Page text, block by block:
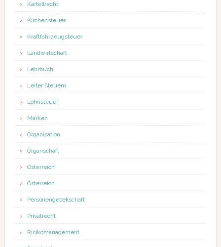
Kartellrecht
Kirchensteuer
Kraftfahrzeugsteuer
Landwirtschaft
Lehrbuch
Leiter Steuern
Lohnsteuer
Marken
Organisation
Organschaft
Österreich
Österreich
Personengesellschaft
Privatrecht
Risikomanagement